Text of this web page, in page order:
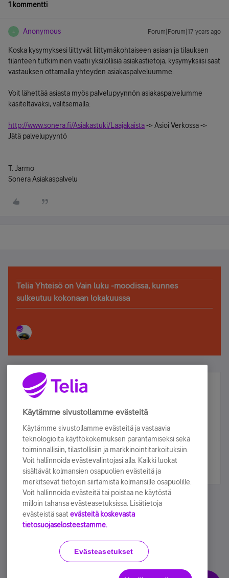
1 kommentti
A Anonymous Forum|Forum|17 years ago
Koska kysymyksesi liittyvät liittymäkohtaiseen asiaan ja tilauksen
tilanteen tutkiminen vaatii yksilöllisiä asiakastietoja, kysymyksiisi saat
vastauksen ottamalla yhteyden asiakaspalveluumme.
Voit lähettää asiasta myös palvelupyynnön asiakaspalvelumme
käsiteltäväksi, valitsemalla:
http://www.sonera.fi/Asiakastuki/Laajakaista-> Asioi Verkossa ->
Jätä palvelupyyntö
T. Jarmo
Sonera Asiakaspalvelu
Telia Yhteisö on Vain luku -moodissa, kunnes
sulkeutuu kokonaan lokakuussa
Älä jää paitsi – osallistu ja voita!
Tilaa Telian uutiskirje ja olet mukana arvonnassa.
sähköpostiisi.
Tilaa nyt
Käyttöehdot Accessibility statement
Käytämme sivustollamme evästeitä
Käytämme sivustollamme evästeitä ja vastaavia
teknologioita käyttökokemuksen parantamiseksi sekä
toiminnallisiin, tilastollisiin ja markkinointitarkoituksiin.
Voit hallinnoida evästevalintojasi alla. Kaikki luokat
sisältävät kolmansien osapuolien evästeitä ja
merkitsevät tietojen siirtämistä kolmansille osapuolille.
Voit hallinnoida evästeitä tai poistaa ne käytöstä
milloin tahansa evästeasetuksissa. Lisätietoja
evästeistä saat evästeitä koskevasta
tietosuojaselosteestamme.
Evästeasetukset